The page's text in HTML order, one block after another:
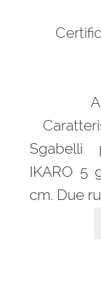
Sgabelli
IKARO 5
cm. Due